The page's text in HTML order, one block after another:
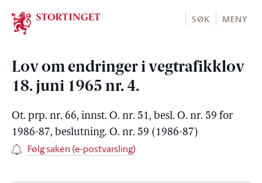
Stortinget.no
SØK MENY
Lov om endringer i vegtrafikklov
18. juni 1965 nr. 4.
Ot. prp. nr. 66, innst. O. nr. 51, besl. O. nr. 59 for
1986-87, beslutning. O. nr. 59 (1986-87)
Følg saken (e-postvarsling)